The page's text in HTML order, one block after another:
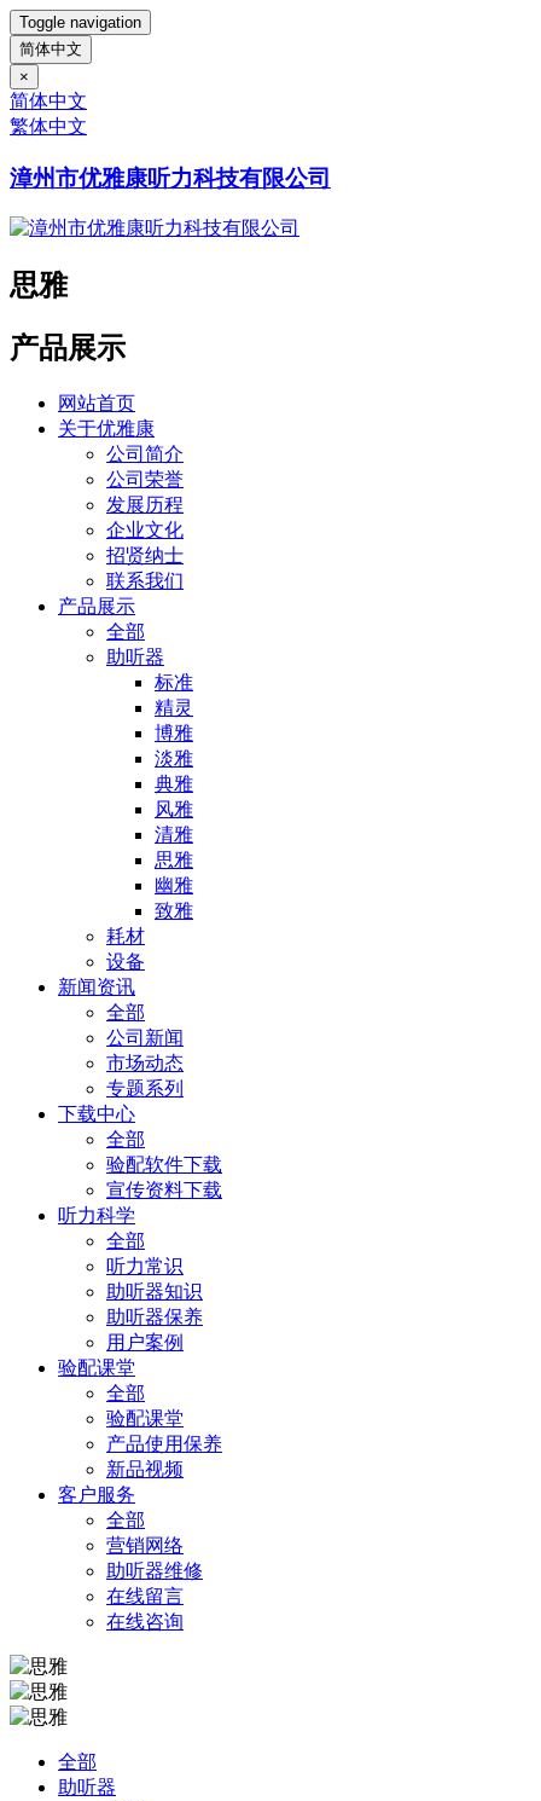
Toggle navigation
简体中文
×
简体中文
繁体中文
漳州市优雅康听力科技有限公司
思雅
产品展示
网站首页
关于优雅康
公司简介
公司荣誉
发展历程
企业文化
招贤纳士
联系我们
产品展示
全部
助听器
标准
精灵
博雅
淡雅
典雅
风雅
清雅
思雅
幽雅
致雅
耗材
设备
新闻资讯
全部
公司新闻
市场动态
专题系列
下载中心
全部
验配软件下载
宣传资料下载
听力科学
全部
听力常识
助听器知识
助听器保养
用户案例
验配课堂
全部
验配课堂
产品使用保养
新品视频
客户服务
全部
营销网络
助听器维修
在线留言
在线咨询
全部
助听器